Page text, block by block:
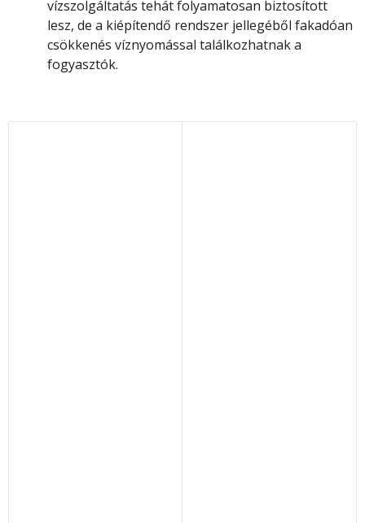
vízszolgáltatás tehát folyamatosan biztosított
lesz, de a kiépítendő rendszer jellegéből fakadóan
csökkenés víznyomással találkozhatnak a
fogyasztók.